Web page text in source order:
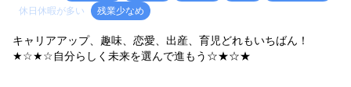
休日休暇が多い
残業少なめ
キャリアアップ、趣味、恋愛、出産、育児どれもいちばん！
★☆★☆自分らしく未来を選んで進もう☆★☆★